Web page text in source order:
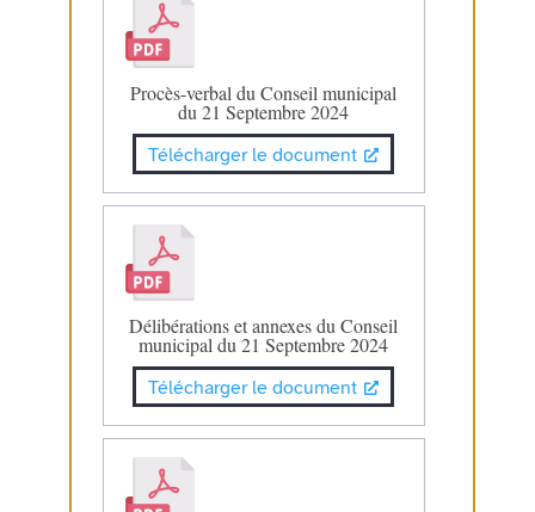
Procès-verbal du Conseil municipal
du 21 Septembre 2024
Télécharger le document
Délibérations et annexes du Conseil
municipal du 21 Septembre 2024
Télécharger le document